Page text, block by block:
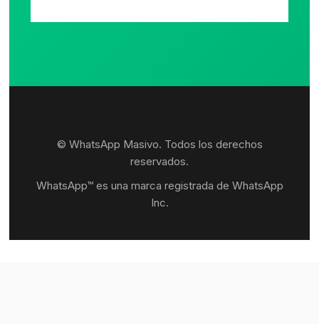
© WhatsApp Masivo. Todos los derechos
reservados.
WhatsApp™ es una marca registrada de WhatsApp
Inc.